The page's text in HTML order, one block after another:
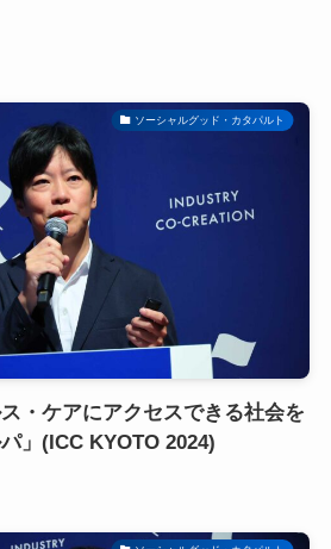
ソーシャルグッド・カタパルト
・ケアにアクセスできる社会を
」(ICC KYOTO 2024)